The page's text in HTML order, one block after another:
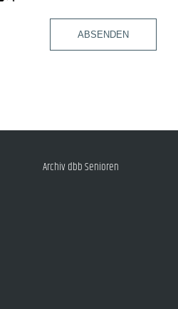
ABSENDEN
Archiv dbb Senioren